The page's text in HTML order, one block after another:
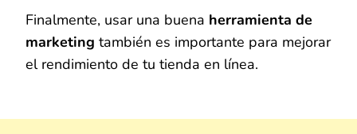
Finalmente, usar una buena herramienta de
marketing también es importante para mejorar
el rendimiento de tu tienda en línea.